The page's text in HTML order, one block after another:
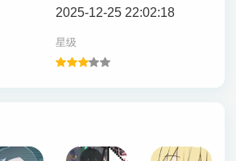
2025-12-25 22:02:18
星级